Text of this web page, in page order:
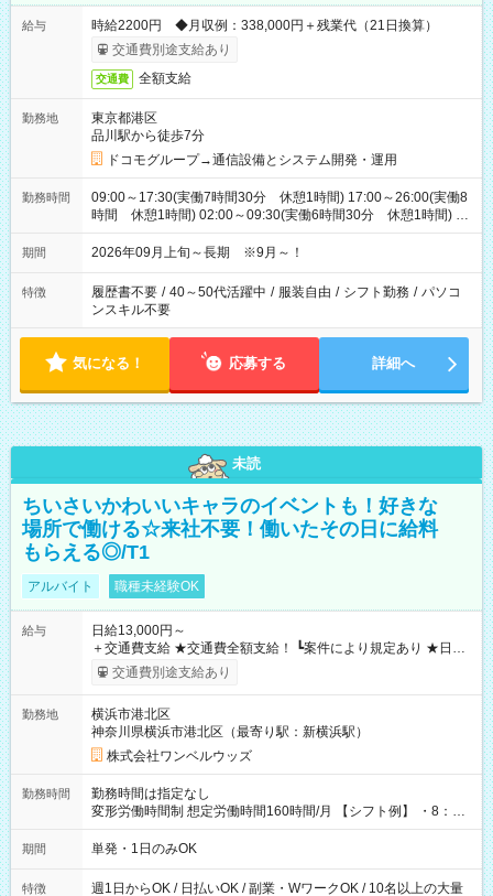
給与
時給2200円 ◆月収例：338,000円＋残業代（21日換算）
交通費別途支給あり
交通費 全額支給
勤務地
東京都港区
品川駅から徒歩7分
ドコモグループ→通信設備とシステム開発・運用
勤務時間
09:00～17:30(実働7時間30分 休憩1時間) 17:00～26:00(実働8
時間 休憩1時間) 02:00～09:30(実働6時間30分 休憩1時間) ※
日勤は就業時間1/夜勤は就業時間2.3を連続で行って頂きます
期間 2026年09月上旬～長期 ※9月～！
特徴 履歴書不要 / 40～50代活躍中 / 服装自由 / シフト勤務 / パソコ
ンスキル不要
気になる！ 応募する 詳細へ
未読
ちいさいかわいいキャラのイベントも！好きな
場所で働ける☆来社不要！働いたその日に給料
もらえる◎/T1
アルバイト 職種未経験OK
給与
日給13,000円～
＋交通費支給 ★交通費全額支給！ ┗案件により規定あり ★日払
いOK！（規定あり） ┗働いたその日に現金GET♪ お仕事後はコ
ンビニATMから 日払い分を引き落とせます！ 【試用期間】試
交通費別途支給あり
勤務地
横浜市港北区
神奈川県横浜市港北区（最寄り駅：新横浜駅）
株式会社ワンベルウッズ
勤務時間
勤務時間は指定なし
変形労働時間制 想定労働時間160時間/月 【シフト例】 ・8：00
～21：00
期間 単発・1日のみOK
特徴
週1日からOK / 日払いOK / 副業・WワークOK / 10名以上の大量